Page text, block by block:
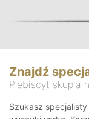
Znajdź
Plebiscyt skupia
Szukasz